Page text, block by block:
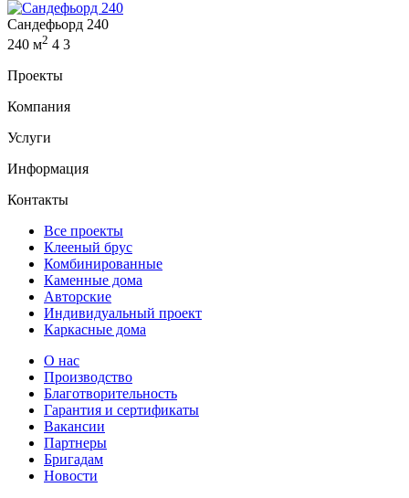
Сандефьорд 240
240 м2 4 3
Проекты
Компания
Услуги
Информация
Контакты
Все проекты
Клееный брус
Комбинированные
Каменные дома
Авторские
Индивидуальный проект
Каркасные дома
О нас
Производство
Благотворительность
Гарантия и сертификаты
Вакансии
Партнеры
Бригадам
Новости